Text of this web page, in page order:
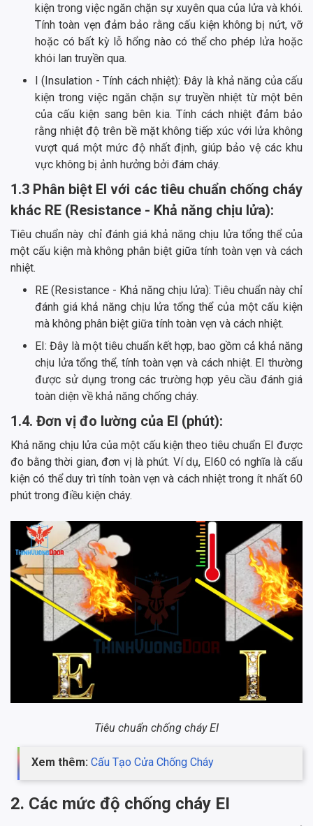
kiện trong việc ngăn chặn sự xuyên qua của lửa và khói.
Tính toàn vẹn đảm bảo rằng cấu kiện không bị nứt, vỡ
hoặc có bất kỳ lỗ hổng nào có thể cho phép lửa hoặc
khói lan truyền qua.
I (Insulation - Tính cách nhiệt): Đây là khả năng của cấu
kiện trong việc ngăn chặn sự truyền nhiệt từ một bên
của cấu kiện sang bên kia. Tính cách nhiệt đảm bảo
rằng nhiệt độ trên bề mặt không tiếp xúc với lửa không
vượt quá một mức độ nhất định, giúp bảo vệ các khu
vực không bị ảnh hưởng bởi đám cháy.
1.3 Phân biệt EI với các tiêu chuẩn chống cháy
khác RE (Resistance - Khả năng chịu lửa):
Tiêu chuẩn này chỉ đánh giá khả năng chịu lửa tổng thể của
một cấu kiện mà không phân biệt giữa tính toàn vẹn và cách
nhiệt.
RE (Resistance - Khả năng chịu lửa): Tiêu chuẩn này chỉ
đánh giá khả năng chịu lửa tổng thể của một cấu kiện
mà không phân biệt giữa tính toàn vẹn và cách nhiệt.
EI: Đây là một tiêu chuẩn kết hợp, bao gồm cả khả năng
chịu lửa tổng thể, tính toàn vẹn và cách nhiệt. EI thường
được sử dụng trong các trường hợp yêu cầu đánh giá
toàn diện về khả năng chống cháy.
1.4. Đơn vị đo lường của EI (phút):
Khả năng chịu lửa của một cấu kiện theo tiêu chuẩn EI được
đo bằng thời gian, đơn vị là phút. Ví dụ, EI60 có nghĩa là cấu
kiện có thể duy trì tính toàn vẹn và cách nhiệt trong ít nhất 60
phút trong điều kiện cháy.
Tiêu chuẩn chống cháy EI
Xem thêm: Cấu Tạo Cửa Chống Cháy
2. Các mức độ chống cháy EI